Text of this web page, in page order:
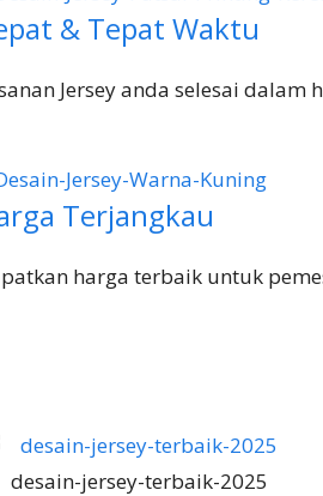
& Tepat Waktu
Jersey anda selesai
Terjangkau
harga terbaik untuk
desain-jersey-terbaik-2025